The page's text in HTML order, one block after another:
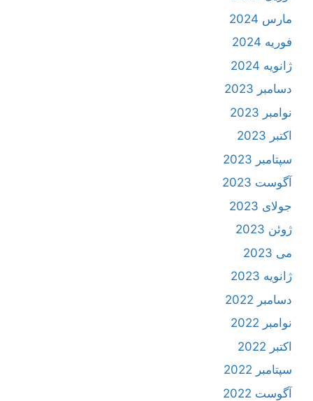
مارس 2024
فوریه 2024
ژانویه 2024
دسامبر 2023
نوامبر 2023
اکتبر 2023
سپتامبر 2023
آگوست 2023
جولای 2023
ژوئن 2023
می 2023
ژانویه 2023
دسامبر 2022
نوامبر 2022
اکتبر 2022
سپتامبر 2022
آگوست 2022